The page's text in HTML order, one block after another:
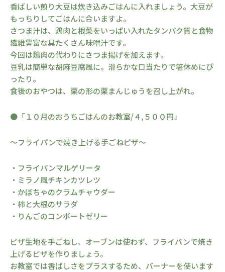
香ばしい煎り大豆は炊き込みごはんに入れましょう。大豆が
もっちりしてごはんに合いますよ。
さつま汁は、鶏肉と根菜をいっぱい入れたタンパク質と食物
繊維豊富な具たくさん味噌汁です。
今回は鶏肉の代わりにさつま揚げを加えます。
豆乳は簡単な胡麻豆腐風に。滑らかな口当たりで箸休めにぴ
ったり。
食後のおやつは、栗の形の栗まんじゅうを召し上がれ。
●「１０月のおうちごはんのお教室/４,５００円」
～フライパンで焼き上げる手ごねピザ～
・フライパンマルゲリータ
・ミラノ風チキンカツレツ
・かぼちゃのクラムチャウダー
・柿と大根のサラダ
・りんごのコンポートゼリー
ピザ生地を手ごねし、オーブンは使わず、フライパンで焼き
上げるピザを作りましょう。
お教室では香ばしさをプラスするため、バーナーを使います